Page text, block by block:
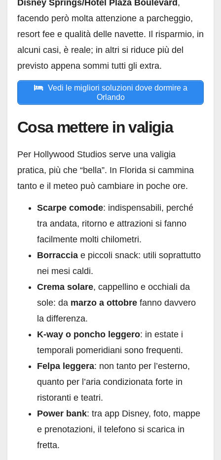
Disney Springs/Hotel Plaza Boulevard ,
facendo però molta attenzione a parcheggio,
resort fee e qualità delle navette. Il risparmio, in
alcuni casi, è reale; in altri si riduce più del
previsto appena sommi tutti gli extra.
Vedi le migliori soluzioni dove dormire a
Orlando
Cosa mettere in valigia
Per Hollywood Studios serve una valigia
pratica, più che “bella”. In Florida si cammina
tanto e il meteo può cambiare in poche ore.
Scarpe comode: indispensabili, perché
tra andata, ritorno e attrazioni si fanno
facilmente molti chilometri.
Borraccia e piccoli snack: utili soprattutto
nei mesi caldi.
Crema solare, cappellino e occhiali da
sole: da marzo a ottobre fanno davvero
la differenza.
K-way o poncho leggero: in estate i
temporali pomeridiani sono frequenti.
Felpa leggera: non tanto per l’esterno,
quanto per l’aria condizionata forte in
ristoranti e teatri.
Power bank: tra app Disney, foto, mappe
e prenotazioni, il telefono si scarica in
fretta.